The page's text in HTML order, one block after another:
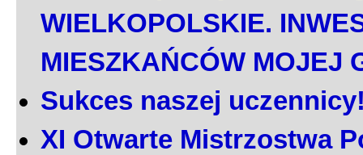
WIELKOPOLSKIE.
MIESZKAŃCÓW MOJEJ
Sukces naszej
XI Otwarte Mistrzostwa